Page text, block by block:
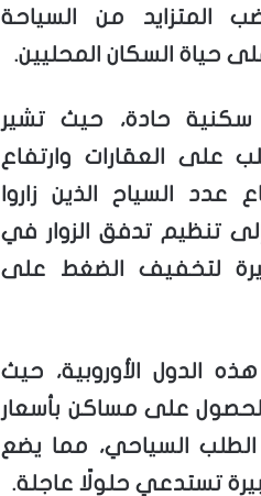
المتزايد من السياحة
حياة السكان المحليين.
سكنية حادة، حيث تشير
على العقارات وارتفاع
عدد السياح الذين زاروا
تنظيم تدفق الزوار في
لتخفيف الضغط على
الدول الأوروبية، حيث
على مساكن بأسعار
السياحي، مما يضع
تستدعي حلولًا عاجلة.